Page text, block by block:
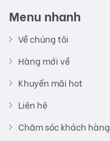
Menu nhanh
Về chúng tôi
Hàng mới về
Khuyến mãi hot
Liên hệ
Chăm sóc khách hàng